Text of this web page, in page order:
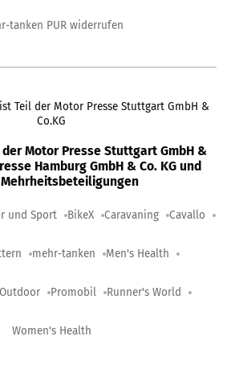
tanken PUR widerrufen
Teil der Motor Presse Stuttgart GmbH &
Co.KG
Motor Presse Stuttgart GmbH &
Hamburg GmbH & Co. KG und
und Sport BikeX Caravaning Cavallo
mehr-tanken Men's Health
Promobil Runner's World
Women's Health